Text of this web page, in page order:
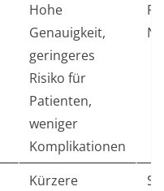
Hohe
Genauigkeit,
geringeres
Risiko für
Patienten,
weniger
Komplikationen
Kürzere